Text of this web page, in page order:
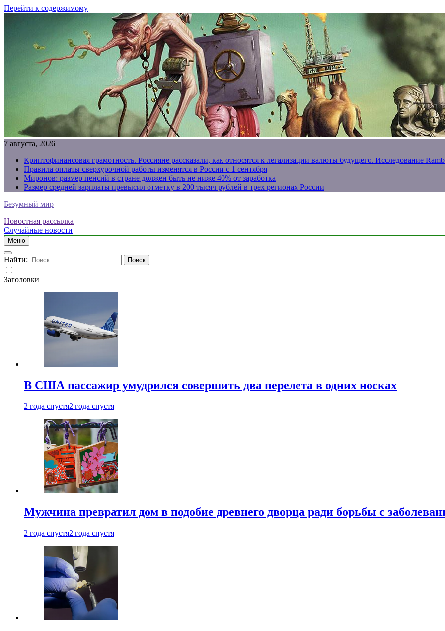
Перейти к содержимому
7 августа, 2026
Криптофинансовая грамотность. Россияне рассказали, как относятся к легализации валюты будущего. Исследование
Правила оплаты сверхурочной работы изменятся в России с 1 сентября
Миронов: размер пенсий в стране должен быть не ниже 40% от заработка
Размер средней зарплаты превысил отметку в 200 тысяч рублей в трех регионах России
Безумный мир
Новостная рассылка
Случайные новости
Меню
Найти:
Заголовки
В США пассажир умудрился совершить два перелета в одних носках
2 года спустя2 года спустя
Мужчина превратил дом в подобие древнего дворца ради борьбы с
2 года спустя2 года спустя